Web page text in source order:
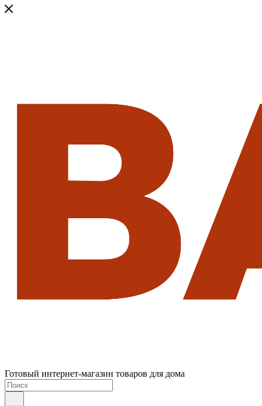
Готовый интернет-магазин товаров для дома